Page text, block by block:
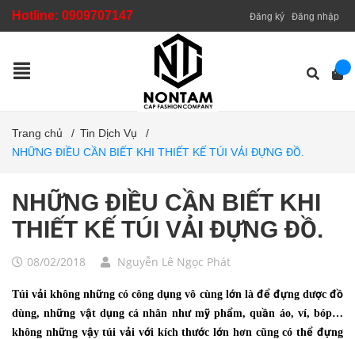
Hotline: 0909707147 Đăng ký Đăng nhập
Trang chủ / Tin Dịch Vụ
/
NHỮNG ĐIỀU CẦN BIẾT KHI THIẾT KẾ TÚI VẢI ĐỰNG ĐỒ.
NHỮNG ĐIỀU CẦN BIẾT KHI
THIẾT KẾ TÚI VẢI ĐỰNG ĐỒ.
08/02/2018 Nguyễn Lê Ngọc Phát
Túi vải không những có công dụng vô cùng lớn là để đựng dược đồ
dùng, những vật dụng cá nhân như mỹ phẩm, quần áo, ví, bóp…
không những vậy túi vải với kích thước lớn hơn cũng có thể đựng